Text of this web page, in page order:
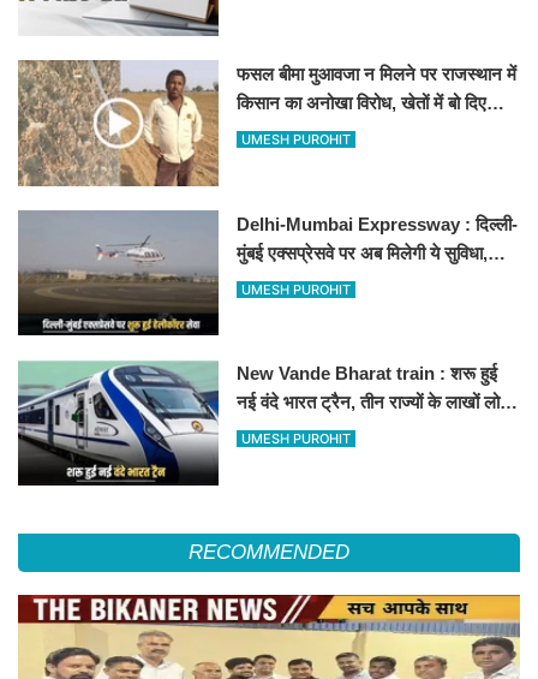
फसल बीमा मुआवजा न मिलने पर राजस्थान में
किसान का अनोखा विरोध, खेतों में बो दिए
500-500 रुपए के नोट, वीडियो वायरल
UMESH PUROHIT
Delhi-Mumbai Expressway : दिल्ली-
मुंबई एक्सप्रेसवे पर अब मिलेगी ये सुविधा,
हेलीकॉप्टर सर्विस से तुरंत घायल पहुंचेगा
UMESH PUROHIT
New Vande Bharat train : शरू हुई
नई वंदे भारत ट्रैन, तीन राज्यों के लाखों लोगों
का सफर होगा आसान, देखें पूरा रूटमैप
UMESH PUROHIT
RECOMMENDED